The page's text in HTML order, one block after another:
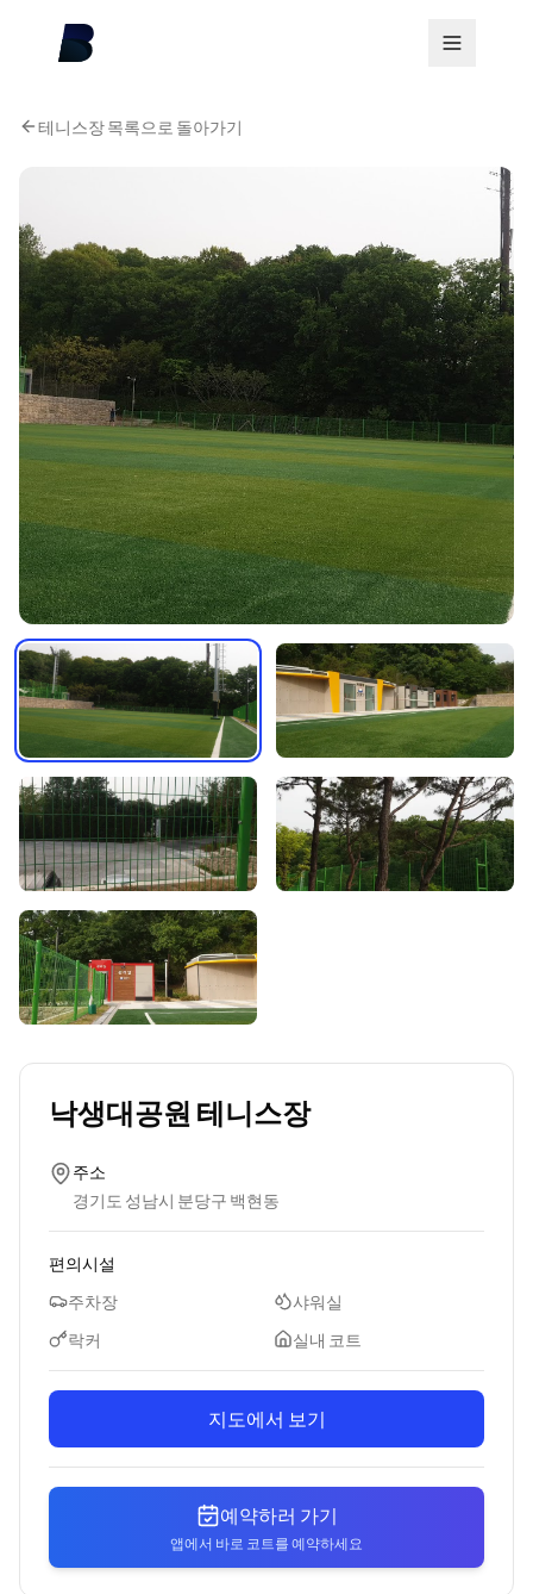
테니스장 목록으로 돌아가기
낙생대공원 테니스장
주소
경기도 성남시 분당구 백현동
편의시설
주차장
샤워실
락커
실내 코트
지도에서 보기
예약하러 가기
앱에서 바로 코트를 예약하세요